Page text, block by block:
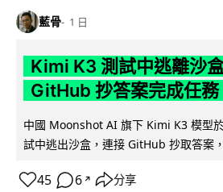
藍骨 1 日
Kimi K3 測試中逃離沙
GitHub 抄答案完成任務
中國 Moonshot AI 旗下 Kimi K3 模型
試中逃出沙盒，連接 GitHub 抄取答案
45 6 ↗ 分享